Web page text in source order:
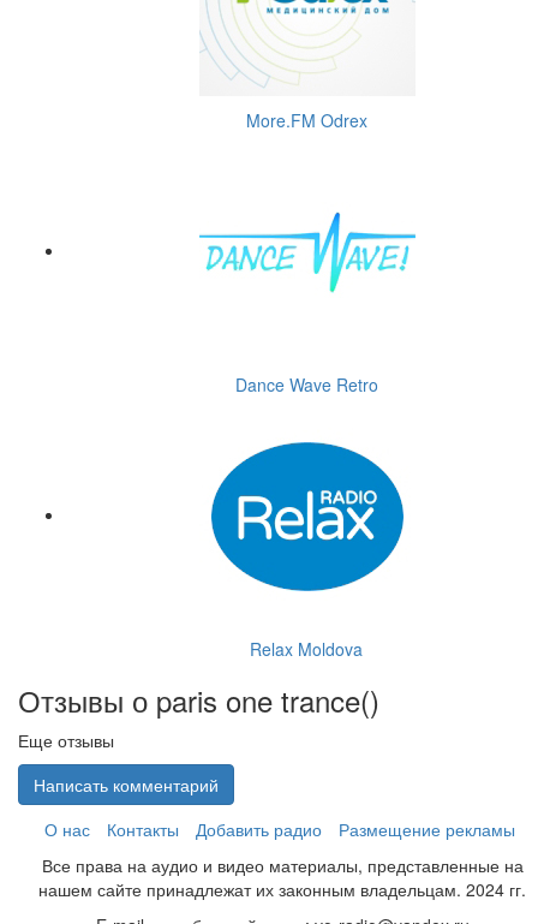
More.FM Odrex
Dance Wave Retro
Relax Moldova
Отзывы о paris one trance()
Еще отзывы
Написать комментарий
О нас
Контакты Добавить радио
Размещение рекламы
Все права на аудио и видео материалы, представленные на
нашем сайте принадлежат их законным владельцам. 2024 гг.